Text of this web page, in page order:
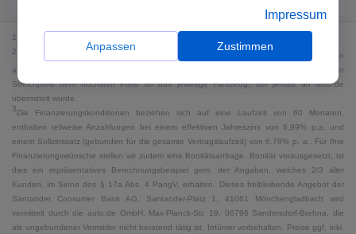
1
2 Bei dem Streichpreis handelt es sich für Neufahrzeuge und junge Gebrauchte um den
an auto.de übermittelten Listenpreis. Für alle anderen Fahrzeuge entspricht der
Streichpreis dem höchsten Preis für das jeweilige Fahrzeug, der jemals an auto.de
übermittelt wurde.
3Die Finanzierungskonditionen beziehen sich auf eine Laufzeit von 60 Monaten,
enthalten teilweise Anzahlungen bei einem effektiven Jahreszins von 6,99% p.a. und
einem Sollzinssatz (gebunden für die gesamte Vertragslaufzeit) von 6,78% p. a.. Für Ihre
Finanzierungswünsche stellen wir zudem eine Bonitätsanfrage. Bonität vorausgesetzt, ist
dies ein repräsentatives Berechnungsbeispiel gem. der Angaben, welches 2/3 aller
Kunden, im Sinne des § 17a Abs. 4 PangV, erhalten. Dieses freibleibende Angebot der
Santander Consumer Bank AG, Santander-Platz 1, 41061 Mönchengladbach wird
vermittelt durch die auto.de GmbH, Max-Planck-Str. 19, 06796 Sandersdorf-Brehna, die
als ungebundener Vermittler nicht beratend tätig ist. Irrtümer vorbehalten. Preise ggf. inkl.
anpassen. Dies ist auch später jederzeit im Bereich
Cookie-Richtliniemöglich. Weitere Informationen finden
Sie in unsererDatenschutzerklärung .
Impressum
Anpassen Zustimmen